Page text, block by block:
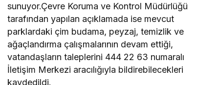
sunuyor.Çevre Koruma ve Kontrol Müdürlüğü
tarafından yapılan açıklamada ise mevcut
parklardaki çim budama, peyzaj, temizlik ve
ağaçlandırma çalışmalarının devam ettiği,
vatandaşların taleplerini 444 22 63 numaralı
İletişim Merkezi aracılığıyla bildirebilecekleri
kaydedildi.